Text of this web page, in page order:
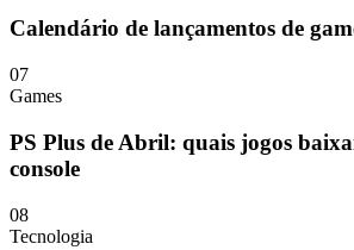
Calendário de lançamentos de
07
Games
PS Plus de Abril: quais jogos
console
08
Tecnologia